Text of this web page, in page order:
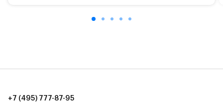
+7 (495) 777-87-95